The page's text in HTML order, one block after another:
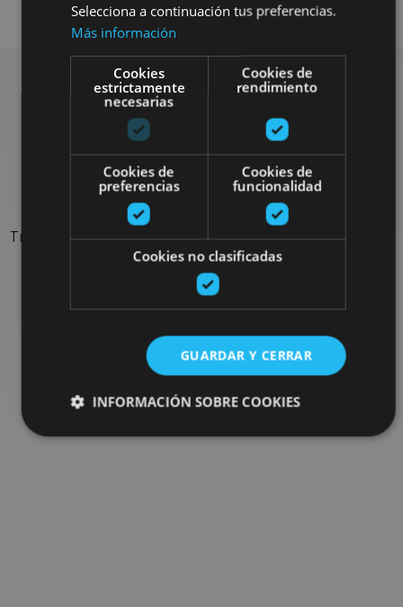
Rechercher plus de
sorties
Trouvez des sorties et des propositions pour compléter votre
séjour en Navarre : activités organisées, visites et les
évènements-phares de l'agenda
Allez au navigateur de sorties
Selecciona a continuación tus preferencias.
Más información
Cookies
estrictamente
necesarias
Cookies de
rendimiento
Cookies de
preferencias
Cookies de
funcionalidad
Cookies no clasificadas
GUARDAR Y CERRAR
INFORMACIÓN SOBRE COOKIES